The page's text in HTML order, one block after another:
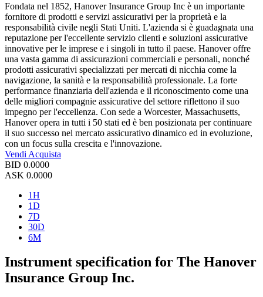
Fondata nel 1852, Hanover Insurance Group Inc è un importante
fornitore di prodotti e servizi assicurativi per la proprietà e la
responsabilità civile negli Stati Uniti. L'azienda si è guadagnata una
reputazione per l'eccellente servizio clienti e soluzioni assicurative
innovative per le imprese e i singoli in tutto il paese. Hanover offre
una vasta gamma di assicurazioni commerciali e personali, nonché
prodotti assicurativi specializzati per mercati di nicchia come la
navigazione, la sanità e la responsabilità professionale. La forte
performance finanziaria dell'azienda e il riconoscimento come una
delle migliori compagnie assicurative del settore riflettono il suo
impegno per l'eccellenza. Con sede a Worcester, Massachusetts,
Hanover opera in tutti i 50 stati ed è ben posizionata per continuare
il suo successo nel mercato assicurativo dinamico ed in evoluzione,
con un focus sulla crescita e l'innovazione.
Vendi Acquista
BID 0.0000
ASK 0.0000
1H
1D
7D
30D
6M
Instrument specification for The Hanover
Insurance Group Inc.